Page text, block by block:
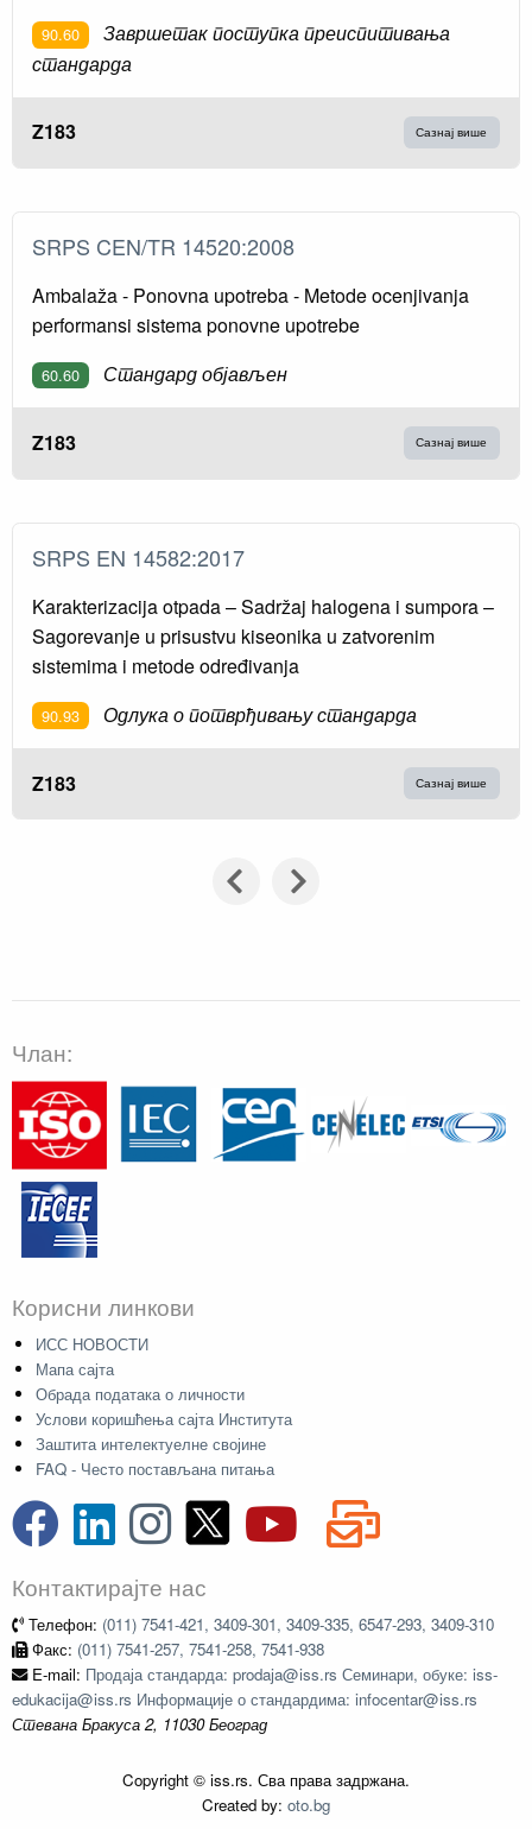
90.60
Завршетак поступка преиспитивања
стандарда
Z183 Сазнај више
SRPS CEN/TR 14520:2008
Ambalaža - Ponovna upotreba - Metode ocenjivanja
performansi sistema ponovne upotrebe
60.60 Стандард објављен
Z183 Сазнај више
SRPS EN 14582:2017
Karakterizacija otpada – Sadržaj halogena i sumpora –
Sagorevanje u prisustvu kiseonika u zatvorenim
sistemima i metode određivanja
90.93 Одлука о потврђивању стандарда
Z183 Сазнај више
Члан:
Корисни линкови
ИСС НОВОСТИ
Мапа сајта
Обрада података о личности
Услови коришћења сајта Института
Заштита интелектуелне својине
FAQ - Често постављана питања
Контактирајте нас
Телефон: (011) 7541-421, 3409-301, 3409-335, 6547-293, 3409-310
Факс: (011) 7541-257, 7541-258, 7541-938
E-mail: Продаја стандарда: prodaja@iss.rs Семинари, обуке: iss-
edukacija@iss.rs Информације о стандардима: infocentar@iss.rs
Стевана Бракуса 2, 11030 Београд
Copyright © iss.rs. Сва права задржана.
Created by: oto.bg